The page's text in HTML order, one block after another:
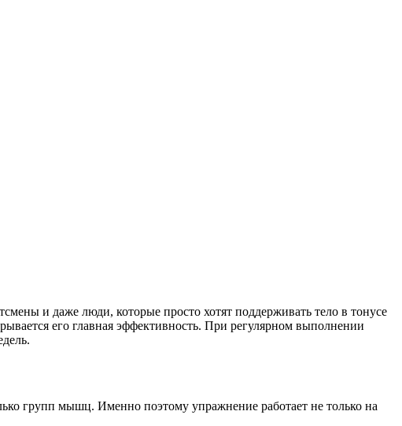
и даже люди, которые просто хотят поддерживать тело в тонусе
его главная эффективность. При регулярном выполнении
групп мышц. Именно поэтому упражнение работает не только на